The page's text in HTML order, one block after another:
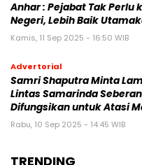
Anhar : Pejabat Tak Perlu
Negeri, Lebih Baik
Kamis, 11 Sep 2025 - 16:50 WIB
Advertorial
Samri Shaputra Minta
Lintas Samarinda
Difungsikan untuk Atasi
Rabu, 10 Sep 2025 - 14:45 WIB
TRENDING